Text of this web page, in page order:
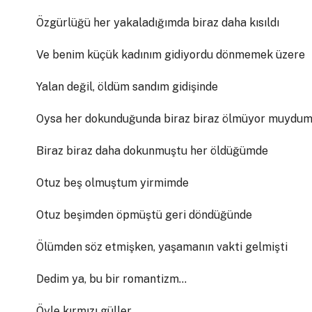
Özgürlüğü her yakaladığımda biraz daha kısıldı
Ve benim küçük kadınım gidiyordu dönmemek üzere
Yalan değil, öldüm sandım gidişinde
Oysa her dokunduğunda biraz biraz ölmüyor
Biraz biraz daha dokunmuştu her öldüğümde
Otuz beş olmuştum yirmimde
Otuz beşimden öpmüştü geri döndüğünde
Ölümden söz etmişken, yaşamanın vakti gelmişti
Dedim ya, bu bir romantizm…